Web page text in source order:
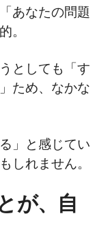
あなたの問題
。
としても「す
ため、なかな
」と感じてい
しれません。
が、自